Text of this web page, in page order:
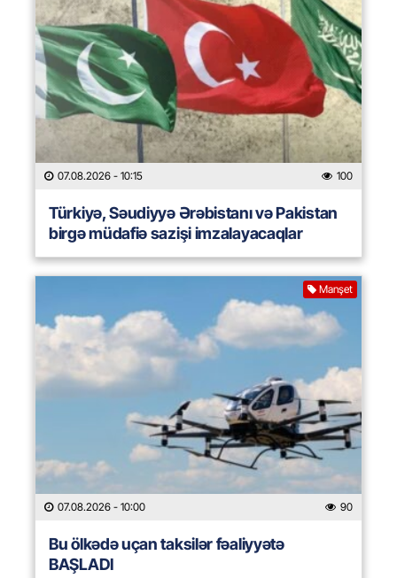
07.08.2026 - 10:15 100
Türkiyə, Səudiyyə Ərəbistanı və Pakistan
birgə müdafiə sazişi imzalayacaqlar
Manşet
07.08.2026 - 10:00 90
Bu ölkədə uçan taksilər fəaliyyətə
BAŞLADI